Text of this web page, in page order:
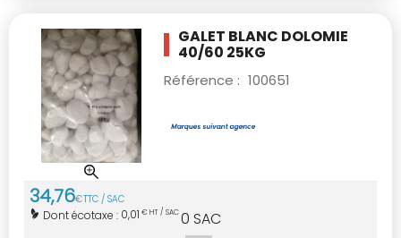
GALET BLANC DOLOMIE
40/60 25KG
Référence : 100651
34,76€TTC / SAC
Dont écotaxe : 0,01 € HT / SAC0 SAC